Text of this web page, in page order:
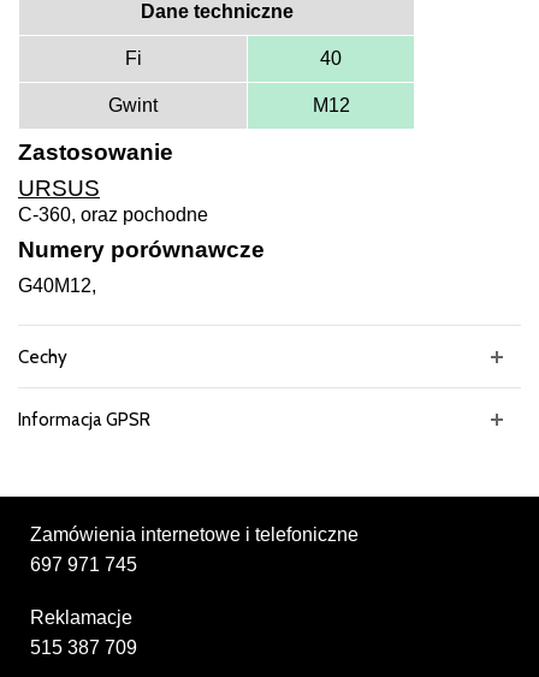
Dane techniczne
Fi 40
Gwint M12
Zastosowanie
URSUS
C-360, oraz pochodne
Numery porównawcze
G40M12,
Cechy
Informacja GPSR
Zamówienia internetowe i telefoniczne
697 971 745
Reklamacje
515 387 709